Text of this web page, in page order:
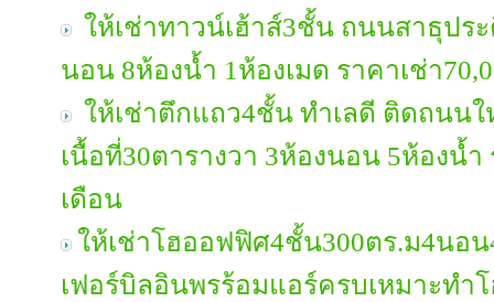
ให้เช่าทาวน์เฮ้าส์3ชั้น ถนนสาธุปร
นอน 8ห้องน้ำ 1ห้องเมด ราคาเช่า
ให้เช่าตึกแถว4ชั้น ทำเลดี ติดถนน
เนื้อที่30ตารางวา 3ห้องนอน 5ห้องน้ำ
เดือน
ให้เช่าโฮออฟฟิศ4ชั้น300ตร.ม4นอ
เฟอร์บิลอินพรร้อมแอร์ครบเหมาะทำ